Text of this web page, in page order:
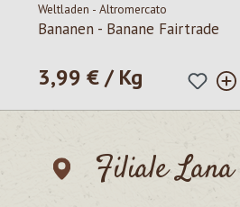
Weltladen - Altromercato
Bananen - Banane Fairtrade
Regulärer Preis:
3,99 € / Kg
Filiale Lana